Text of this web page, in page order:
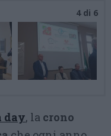
4 di 6
day, la crono